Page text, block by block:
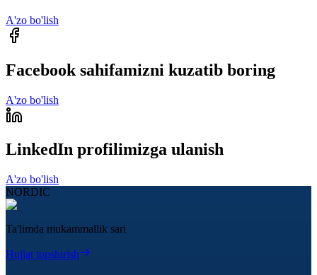
A'zo bo'lish
Facebook sahifamizni kuzatib boring
A'zo bo'lish
LinkedIn profilimizga ulanish
A'zo bo'lish
NORDIC
Ta'limda mukammallik sari
Hujjat topshirish